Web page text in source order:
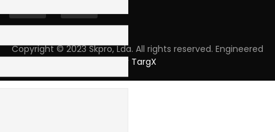
Copyright © 2023 Skpro, Lda. All rights reserved. Engineered
by TargX